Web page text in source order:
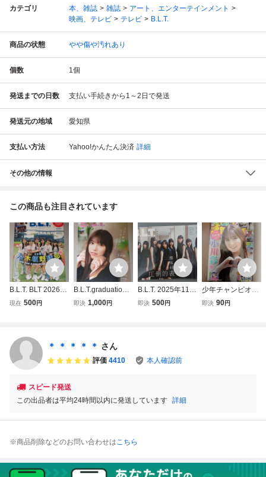
カテゴリ 本、雑誌 雑誌
アート、エンターテインメント
映画、テレビ
テレビ B.L.T.
商品の状態 やや傷や汚れあり
個数 1個
発送までの日数 支払い手続きから1～2日で発送
発送元の地域 愛知県
支払い方法 Yahoo!かんたん決済 詳細
その他の情報
この商品も注目されています
B.L.T. BLT 2026年
9月号 付録有 応募
中西アルノ 僕が見
たかった青空 AKB
48 和泉芳怜
現在 500円
B.L.T.graduation B
LT 2026中学・高
尋 櫻坂46 私立恵
白鳥沙怜
即決 1,000円
B.L.T. 2025年11月
号 櫻坂46 四期生
衣・山田桃実
即決 500円
少年チャンピオン
No.35 付録「小川
即決 90円
＊ ＊ ＊ ＊ ＊ さん
評価 4410 本人確認前
スピード発送
この出品者は平均24時間以内に発送しています 詳細
※商品削除などのお問い合わせはこちら